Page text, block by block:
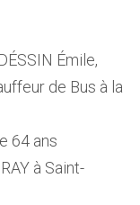
Émile,
de Bus à la
64 ans
à Saint-